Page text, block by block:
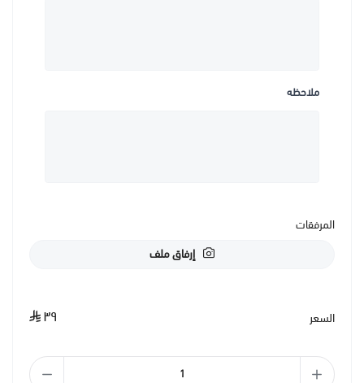
ملاحظه
المرفقات
إرفاق ملف
السعر ٣٩